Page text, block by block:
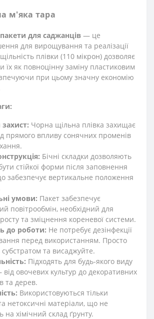
м'яка тара
для саджанців — це
для вирощування та реалізації
плівки (110 мікрон) дозволяє
їх як повноцінну заміну пластиковим
при цьому значну економію
Чорна щільна плівка захищає
прямого впливу сонячних променів
Бічні складки дозволяють
стійкої форми після заповнення
забезпечує вертикальне положення
умови: Пакет забезпечує
повітрообмін, необхідний для
та зміцнення кореневої системи.
до роботи: Не потребує дезінфекції
перед використанням. Просто
субстратом та висаджуйте.
Підходять для будь-якого виду
овочевих культур до декоративних
та дерев.
Використовуються тільки
нетоксичні матеріали, що не
на хімічний склад ґрунту.